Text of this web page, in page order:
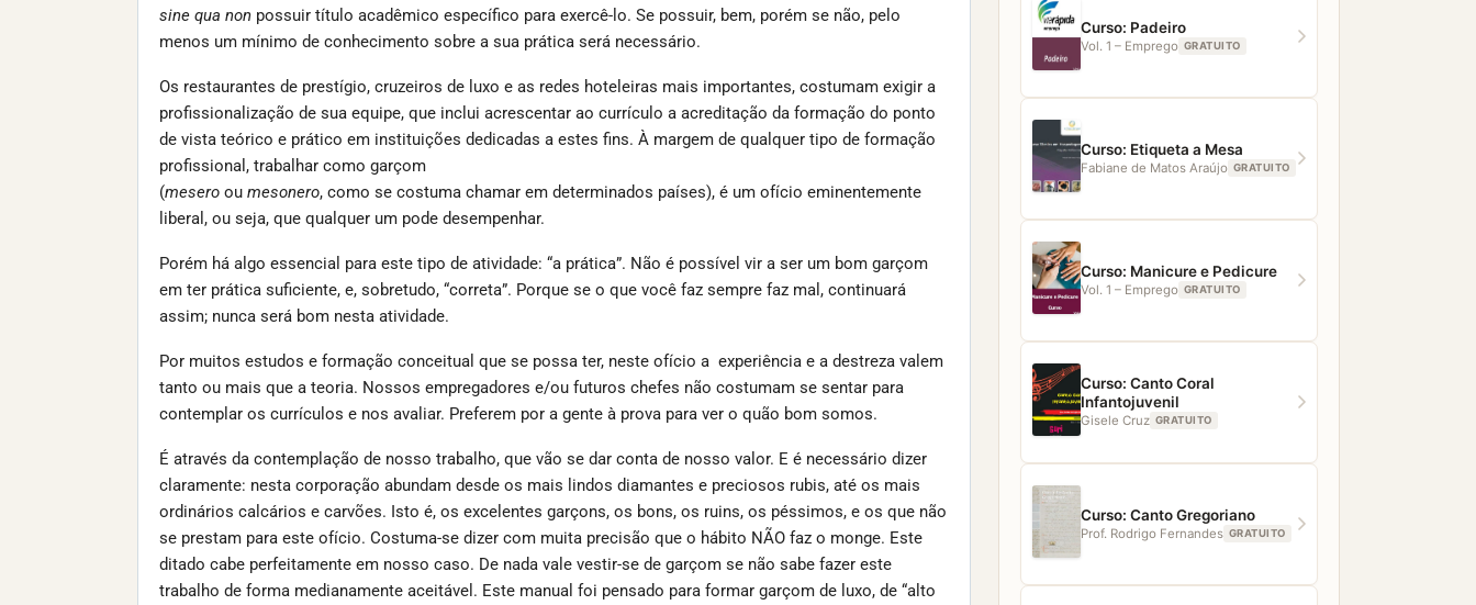
sine qua non possuir título acadêmico específico para exercê-lo. Se possuir, bem, porém se não, pelo
menos um mínimo de conhecimento sobre a sua prática será necessário.
Os restaurantes de prestígio, cruzeiros de luxo e as redes hoteleiras mais importantes, costumam exigir a
profissionalização de sua equipe, que inclui acrescentar ao currículo a acreditação da formação do ponto
de vista teórico e prático em instituições dedicadas a estes fins. À margem de qualquer tipo de formação
profissional, trabalhar como garçom
(mesero ou mesonero, como se costuma chamar em determinados países), é um ofício eminentemente
liberal, ou seja, que qualquer um pode desempenhar.
Porém há algo essencial para este tipo de atividade: “a prática”. Não é possível vir a ser um bom garçom
em ter prática suficiente, e, sobretudo, “correta”. Porque se o que você faz sempre faz mal, continuará
assim; nunca será bom nesta atividade.
Por muitos estudos e formação conceitual que se possa ter, neste ofício a experiência e a destreza valem
tanto ou mais que a teoria. Nossos empregadores e/ou futuros chefes não costumam se sentar para
contemplar os currículos e nos avaliar. Preferem por a gente à prova para ver o quão bom somos.
É através da contemplação de nosso trabalho, que vão se dar conta de nosso valor. E é necessário dizer
claramente: nesta corporação abundam desde os mais lindos diamantes e preciosos rubis, até os mais
ordinários calcários e carvões. Isto é, os excelentes garçons, os bons, os ruins, os péssimos, e os que não
se prestam para este ofício. Costuma-se dizer com muita precisão que o hábito NÃO faz o monge. Este
ditado cabe perfeitamente em nosso caso. De nada vale vestir-se de garçom se não sabe fazer este
trabalho de forma medianamente aceitável. Este manual foi pensado para formar garçom de luxo, de “alto
Curso: Padeiro
Vol. 1 – Emprego GRATUITO
Curso: Etiqueta a Mesa
Fabiane de Matos Araújo GRATUITO
Curso: Manicure e Pedicure
Vol. 1 – Emprego GRATUITO
Curso: Canto Coral
Infantojuvenil
Gisele Cruz GRATUITO
Curso: Canto Gregoriano
Prof. Rodrigo Fernandes GRATUITO